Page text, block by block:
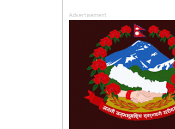
Advertisement